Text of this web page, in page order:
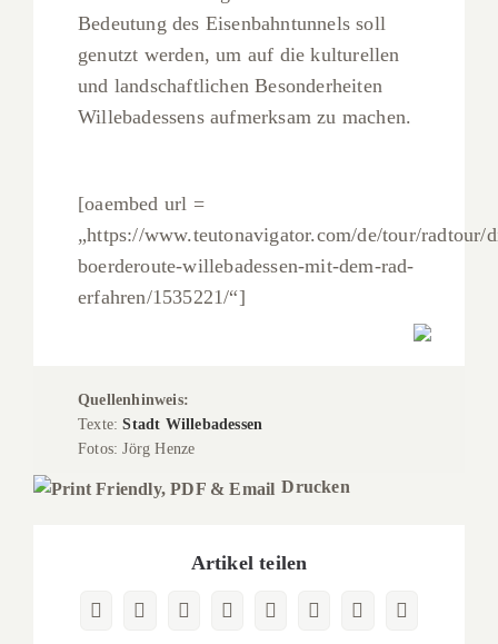
Bedeutung des Eisenbahntunnels soll
genutzt werden, um auf die kulturellen
und landschaftlichen Besonderheiten
Willebadessens aufmerksam zu machen.
[oaembed url =
„https://www.teutonavigator.com/de/tour/radtour/
boerderoute-willebadessen-mit-dem-rad-
erfahren/1535221/“]
Quellenhinweis:
Texte:Stadt Willebadessen
Fotos: Jörg Henze
Drucken
Artikel teilen
Facebook
X RedditLinkedInWhatsApp
Pinterest
Vk
E-